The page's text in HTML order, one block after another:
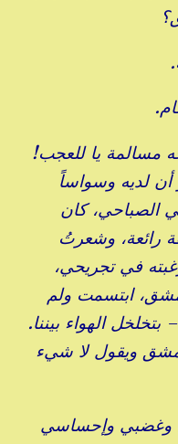
مسالمة يا للعجب!
أن لديه وسواساً
الصباحي، كان
رائعة، وشعرتُ
في تجريحي،
ابتسمت ولم
الهواء بيننا.
ويقول لا شيء
وغضبي وإحساسي